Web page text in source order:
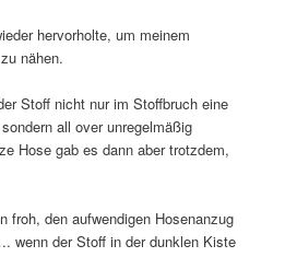
hervorholte, um meinem
nähen.
Stoff nicht nur im Stoffbruch eine
all over unregelmäßig
Hose gab es dann aber trotzdem,
froh, den aufwendigen Hosenanzug
wenn der Stoff in der dunklen Kiste